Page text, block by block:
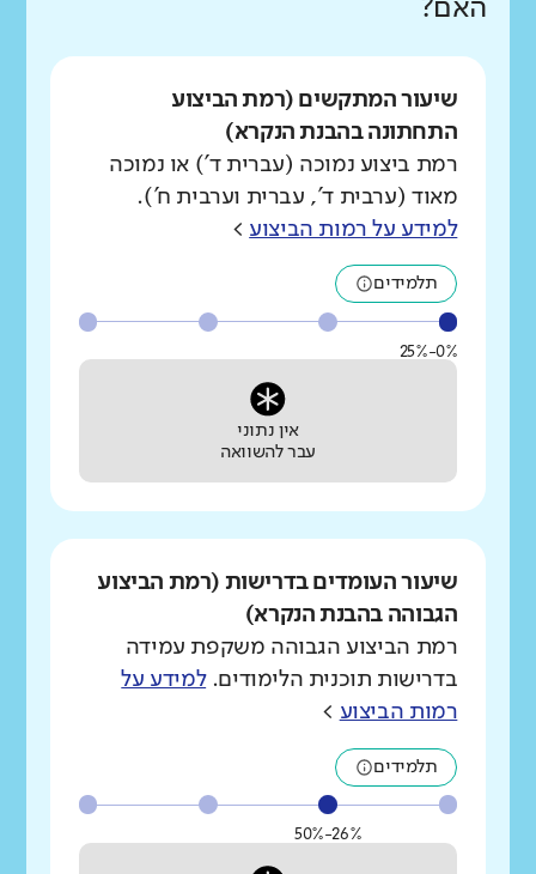
האם?
שיעור המתקשים (רמת הביצוע
התחתונה בהבנת הנקרא)
רמת ביצוע נמוכה (עברית ד') או נמוכה
מאוד (ערבית ד', עברית וערבית ח').
למידע על רמות הביצוע >
תלמידים
0%-25%
אין נתוני
עבר להשוואה
שיעור העומדים בדרישות (רמת הביצוע
הגבוהה בהבנת הנקרא)
רמת הביצוע הגבוהה משקפת עמידה
בדרישות תוכנית הלימודים.למידע על
רמות הביצוע >
תלמידים
26%-50%